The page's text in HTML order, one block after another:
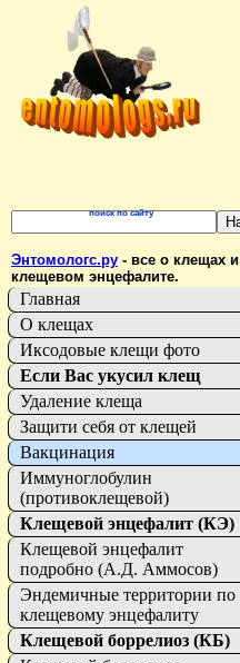
Главная
О клещах
Иксодовые клещи фото
Если Вас укусил клещ
Удаление клеща
Защити себя от клещей
Вакцинация
Иммуноглобулин
(противоклещевой)
Клещевой энцефалит (КЭ)
Клещевой энцефалит
подробно (А.Д. Аммосов)
Эндемичные территории по
клещевому энцефалиту
Клещевой боррелиоз (КБ)
поиск по сайту
Энтомологс.ру - все о клещах и
клещевом энцефалите.